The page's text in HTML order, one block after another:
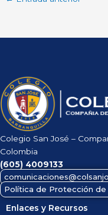
Colegio San José –
Colombia
(605) 4009133
Política de Protección de
Enlaces y Recursos